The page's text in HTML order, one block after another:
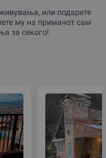
или подарете
му на примачот сам
за секого!